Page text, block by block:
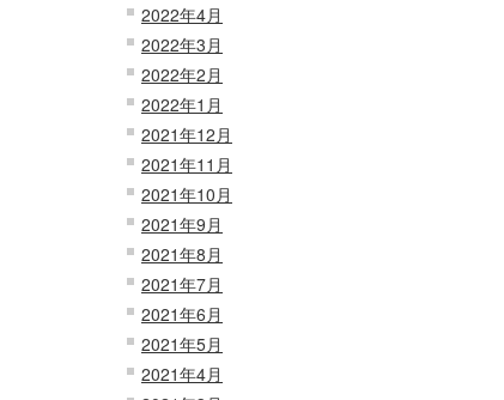
2022年4月
2022年3月
2022年2月
2022年1月
2021年12月
2021年11月
2021年10月
2021年9月
2021年8月
2021年7月
2021年6月
2021年5月
2021年4月